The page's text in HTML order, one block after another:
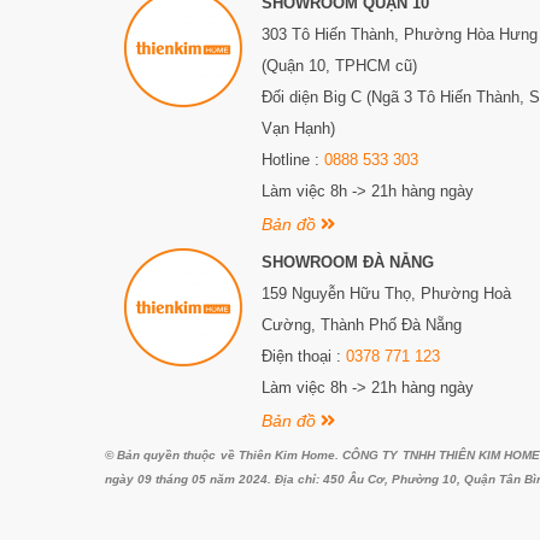
303 Tô Hiến Thành, Phường Hòa Hưng
(Quận 10, TPHCM cũ)
Đối diện Big C (Ngã 3 Tô Hiến Thành,
Vạn Hạnh)
Hotline : 0888 533 303
Làm việc 8h -> 21h hàng ngày
Bản đồ
SHOWROOM ĐÀ NẴNG
159 Nguyễn Hữu Thọ, Phường Hoà
Cường, Thành Phố Đà Nẵng
Điện thoại : 0378 771 123
Làm việc 8h -> 21h hàng ngày
Bản đồ
© Bản quyền thuộc về Thiên Kim Home. CÔNG TY TNHH THIÊN KIM
ngày 09 tháng 05 năm 2024. Địa chỉ: 450 Âu Cơ, Phường 10, Quận Tân